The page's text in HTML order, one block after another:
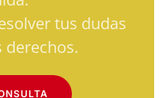
tus dudas
derechos.